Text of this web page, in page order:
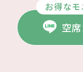
お得な
空